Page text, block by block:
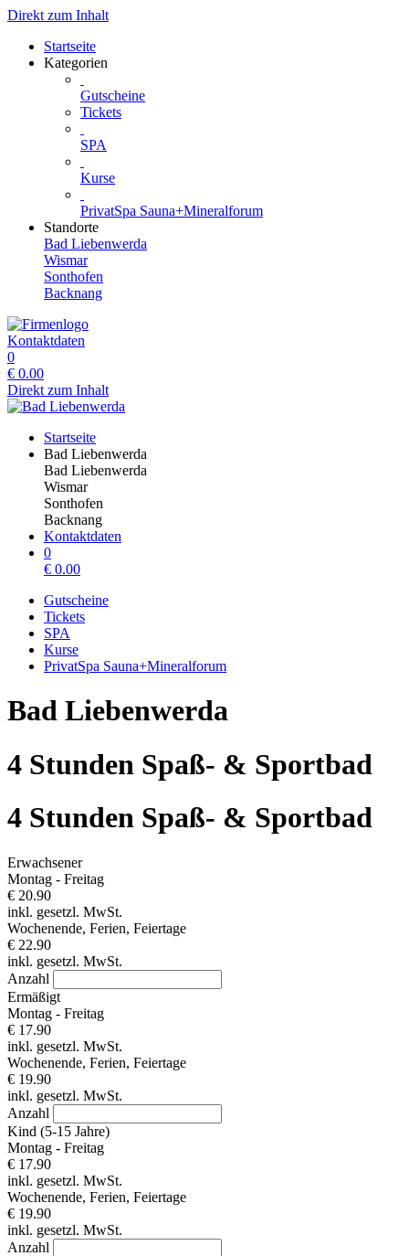
Direkt zum Inhalt
Startseite
Kategorien
Gutscheine
Tickets
SPA
Kurse
PrivatSpa Sauna+Mineralforum
Standorte
Bad Liebenwerda
Wismar
Sonthofen
Backnang
Kontaktdaten
0
€ 0.00
Direkt zum Inhalt
Startseite
Bad Liebenwerda
Bad Liebenwerda
Wismar
Sonthofen
Backnang
Kontaktdaten
0
€ 0.00
Gutscheine
Tickets
SPA
Kurse
PrivatSpa Sauna+Mineralforum
Bad Liebenwerda
4 Stunden Spaß- & Sportbad
4 Stunden Spaß- & Sportbad
Erwachsener
Montag - Freitag
€ 20.90
inkl. gesetzl. MwSt.
Wochenende, Ferien, Feiertage
€ 22.90
inkl. gesetzl. MwSt.
Anzahl
Ermäßigt
Montag - Freitag
€ 17.90
inkl. gesetzl. MwSt.
Wochenende, Ferien, Feiertage
€ 19.90
inkl. gesetzl. MwSt.
Anzahl
Kind (5-15 Jahre)
Montag - Freitag
€ 17.90
inkl. gesetzl. MwSt.
Wochenende, Ferien, Feiertage
€ 19.90
inkl. gesetzl. MwSt.
Anzahl